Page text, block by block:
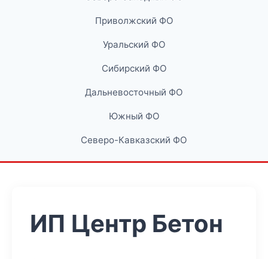
Приволжский ФО
Уральский ФО
Сибирский ФО
Дальневосточный ФО
Южный ФО
Северо-Кавказский ФО
ИП Центр Бетон